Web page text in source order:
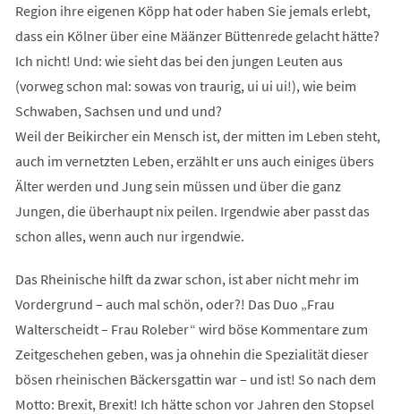
Region ihre eigenen Köpp hat oder haben Sie jemals erlebt,
dass ein Kölner über eine Määnzer Büttenrede gelacht hätte?
Ich nicht! Und: wie sieht das bei den jungen Leuten aus
(vorweg schon mal: sowas von traurig, ui ui ui!), wie beim
Schwaben, Sachsen und und und?
Weil der Beikircher ein Mensch ist, der mitten im Leben steht,
auch im vernetzten Leben, erzählt er uns auch einiges übers
Älter werden und Jung sein müssen und über die ganz
Jungen, die überhaupt nix peilen. Irgendwie aber passt das
schon alles, wenn auch nur irgendwie.
Das Rheinische hilft da zwar schon, ist aber nicht mehr im
Vordergrund – auch mal schön, oder?! Das Duo „Frau
Walterscheidt – Frau Roleber“ wird böse Kommentare zum
Zeitgeschehen geben, was ja ohnehin die Spezialität dieser
bösen rheinischen Bäckersgattin war – und ist! So nach dem
Motto: Brexit, Brexit! Ich hätte schon vor Jahren den Stopsel